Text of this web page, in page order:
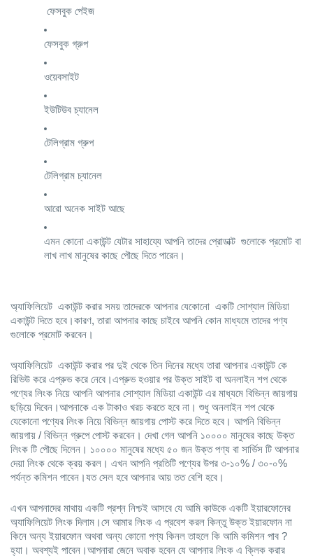
ফেসবুক পেইজ
ফেসবুক গ্রুপ
ওয়েবসাইট
ইউটিউব চ্যানেল
টেলিগ্রাম গ্রুপ
টেলিগ্রাম চ্যানেল
আরো অনেক সাইট আছে
এমন কোনো একাউন্ট যেটার সাহায্যে আপনি তাদের প্রোডাক্ট  গুলোকে প্রমোট বা
লাখ লাখ মানুষের কাছে পৌছে দিতে পারেন।
অ্যাফিলিয়েট  একাউন্ট করার সময় তাদেরকে আপনার যেকোনো  একটি সোশ্যাল মিডিয়া
একাউন্ট দিতে হবে।কারণ, তারা আপনার কাছে চাইবে আপনি কোন মাধ্যমে তাদের পণ্য
গুলোকে প্রমোট করবেন।
অ্যাফিলিয়েট  একাউন্ট করার পর দুই থেকে তিন দিনের মধ্যে তারা আপনার একাউন্ট কে
রিভিউ করে এপ্রুভ করে নেবে।এপ্রুভ হওয়ার পর উক্ত সাইট বা অনলাইন শপ থেকে
পণ্যের লিংক নিয়ে আপনি আপনার সোশ্যাল মিডিয়া একাউন্ট এর মাধ্যমে বিভিন্ন জায়গায়
ছড়িয়ে দিবেন।আপনাকে এক টাকাও খরচ করতে হবে না। শুধু অনলাইন শপ থেকে
যেকোনো পণ্যের লিংক নিয়ে বিভিন্ন জায়গায় পোস্ট করে দিতে হবে। আপনি বিভিন্ন
জায়গায় / বিভিন্ন গ্রুপে পোস্ট করবেন। দেখা গেল আপনি ১০০০০ মানুষের কাছে উক্ত
লিংক টি পৌছে দিলেন। ১০০০০ মানুষের মধ্যে ৫০ জন উক্ত পণ্য বা সার্ভিস টি আপনার
দেয়া লিংক থেকে ক্রয় করল। এখন আপনি প্রতিটি পণ্যের উপর ৩-১০% / ৩০-০%
পর্যন্ত কমিশন পাবেন।যত সেল হবে আপনার আয় তত বেশি হবে।
এখন আপনাদের মাথায় একটি প্রশ্ন নিশ্চই আসবে যে আমি কাউকে একটি ইয়ারফোনের
অ্যাফিলিয়েট লিংক দিলাম।সে আমার লিংক এ প্রবেশ করল কিন্তু উক্ত ইয়ারফোন না
কিনে অন্য ইয়ারফোন অথবা অন্য কোনো পণ্য কিনল তাহলে কি আমি কমিশন পাব ?
হ্যা। অবশ্যই পাবেন।আপনারা জেনে অবাক হবেন যে আপনার লিংক এ ক্লিক করার